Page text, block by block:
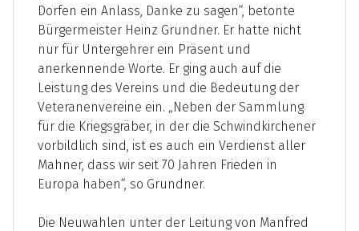
Dorfen ein Anlass, Danke zu sagen“, betonte
Bürgermeister Heinz Grundner. Er hatte nicht
nur für Untergehrer ein Präsent und
anerkennende Worte. Er ging auch auf die
Leistung des Vereins und die Bedeutung der
Veteranenvereine ein. „Neben der Sammlung
für die Kriegsgräber, in der die Schwindkirchener
vorbildlich sind, ist es auch ein Verdienst aller
Mahner, dass wir seit 70 Jahren Frieden in
Europa haben“, so Grundner.
Die Neuwahlen unter der Leitung von Manfred